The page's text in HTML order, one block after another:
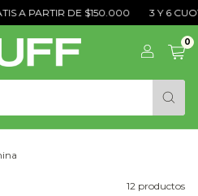
A PARTIR DE $150.000 3 Y 6
0
12 productos